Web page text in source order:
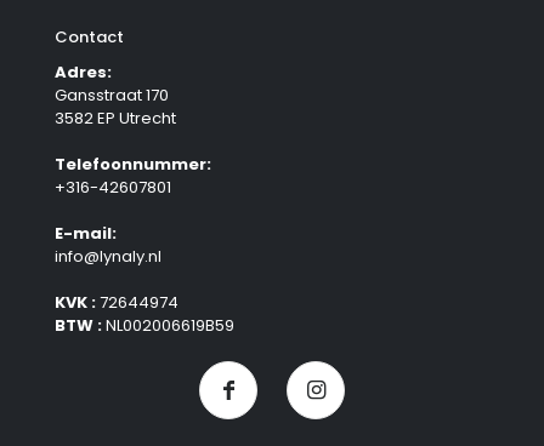
Contact
Adres:
Gansstraat 170
3582 EP Utrecht
Telefoonnummer:
+316-42607801
E-mail:
info@lynaly.nl
KVK :72644974
BTW :NL002006619B59